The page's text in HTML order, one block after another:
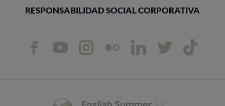
RESPONSABILIDAD SOCIAL CORPORATIVA